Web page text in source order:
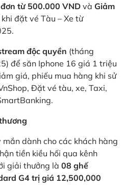
từ 500.000 VND và Giảm
đặt vé Tàu – Xe từ
độc quyền (tháng
để săn Iphone 16 giá 1 triệu
giá, phiếu mua hàng khi sử
Đặt vé tàu, xe, Taxi,
dành cho các khách hàng
tiền kiều hối qua kênh
giải thưởng là 08 ghế
G4 trị giá 12,500,000